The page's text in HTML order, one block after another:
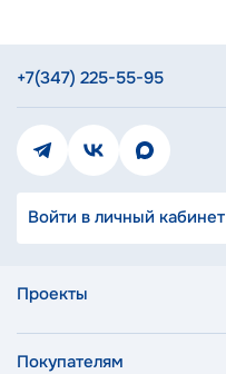
Проекты
Покупателям
+7(347) 225-55-95
Войти в личный кабинет